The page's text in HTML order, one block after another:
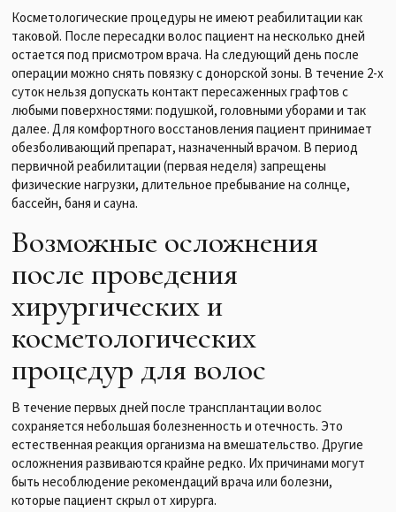
Косметологические процедуры не имеют реабилитации как
таковой. После пересадки волос пациент на несколько дней
остается под присмотром врача. На следующий день после
операции можно снять повязку с донорской зоны. В течение 2-х
суток нельзя допускать контакт пересаженных графтов с
любыми поверхностями: подушкой, головными уборами и так
далее. Для комфортного восстановления пациент принимает
обезболивающий препарат, назначенный врачом. В период
первичной реабилитации (первая неделя) запрещены
физические нагрузки, длительное пребывание на солнце,
бассейн, баня и сауна.
Возможные осложнения
после проведения
хирургических и
косметологических
процедур для волос
В течение первых дней после трансплантации волос
сохраняется небольшая болезненность и отечность. Это
естественная реакция организма на вмешательство. Другие
осложнения развиваются крайне редко. Их причинами могут
быть несоблюдение рекомендаций врача или болезни,
которые пациент скрыл от хирурга.